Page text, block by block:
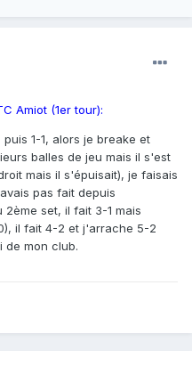
Amiot (1er tour):
1-1, alors je breake et
balles de jeu mais il s'est
mais il s'épuisait), je faisais
pas fait depuis
set, il fait 3-1 mais
il fait 4-2 et j'arrache 5-2
de mon club.